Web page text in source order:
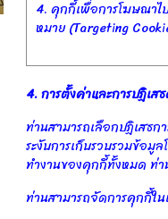
4. คุกกี้เพื่อการโฆษณาไ
หมาย (Targeting
4. การตั้งค่าและการปฏิเส
ท่านสามารถเลือกปฏิเสธ
ระงับการเก็บรวบรวมข้อ
ทำงานของคุกกี้ทั้งหมด ท่า
ท่านสามารถจัดการคุกกี้ใน